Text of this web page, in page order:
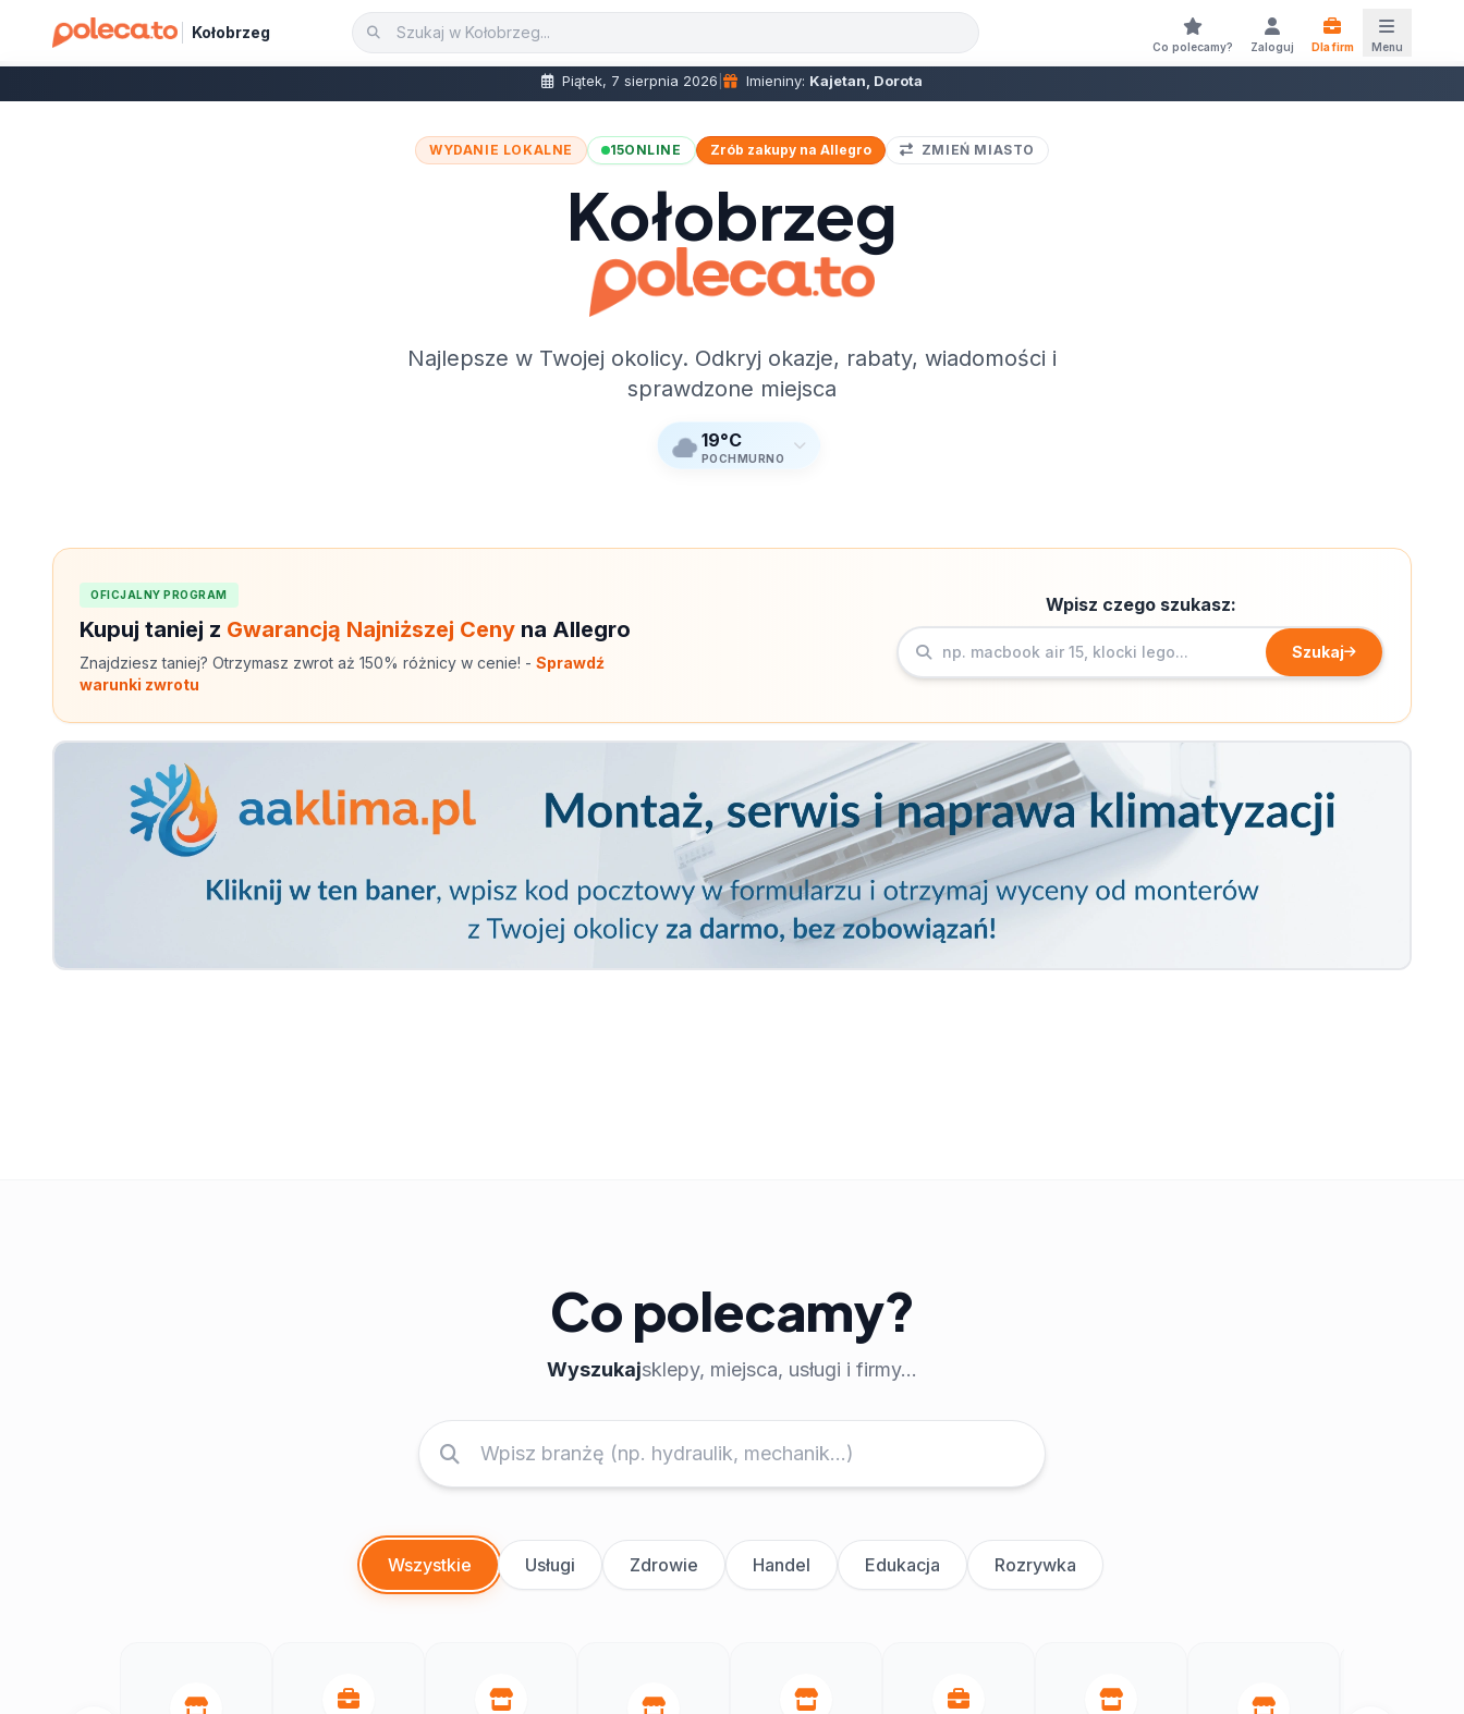
Kołobrzeg
Co polecamy? Zaloguj Dla firm Menu
Piątek, 7 sierpnia 2026 Imieniny: Kajetan, Dorota
WYDANIE LOKALNE 15ONLINE Zrób zakupy na Allegro ZMIEŃ MIASTO
Kołobrzeg
Najlepsze w Twojej okolicy. Odkryj okazje, rabaty, wiadomości i
sprawdzone miejsca
19°C
POCHMURNO
OFICJALNY PROGRAM
Kupuj taniej z Gwarancją Najniższej Ceny na Allegro
Znajdziesz taniej? Otrzymasz zwrot aż 150% różnicy w cenie! - Sprawdź
warunki zwrotu
Wpisz czego szukasz:
Szukaj
Co polecamy?
Wyszukajsklepy, miejsca, usługi i firmy...
Wszystkie Usługi Zdrowie Handel Edukacja Rozrywka